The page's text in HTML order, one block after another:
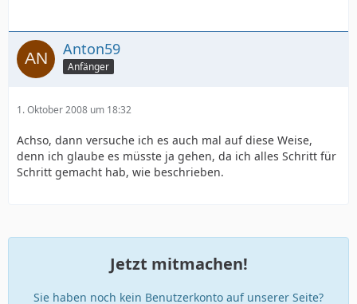
Anton59
Anfänger
1. Oktober 2008 um 18:32
Achso, dann versuche ich es auch mal auf diese Weise,
denn ich glaube es müsste ja gehen, da ich alles Schritt für
Schritt gemacht hab, wie beschrieben.
Jetzt mitmachen!
Sie haben noch kein Benutzerkonto auf unserer Seite?